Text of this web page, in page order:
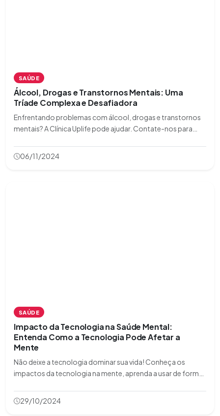
SAÚDE
Álcool, Drogas e Transtornos Mentais: Uma
Tríade Complexa e Desafiadora
Enfrentando problemas com álcool, drogas e transtornos
mentais? A Clínica Uplife pode ajudar. Contate-nos para
06/11/2024
SAÚDE
Impacto da Tecnologia na Saúde Mental:
Entenda Como a Tecnologia Pode Afetar a
Mente
Não deixe a tecnologia dominar sua vida! Conheça os
impactos da tecnologia na mente, aprenda a usar de forma
29/10/2024